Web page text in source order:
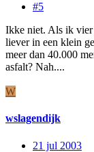
#5
Ikke niet. Als ik
liever in een klein
meer dan 40.000
asfalt? Nah....
W
wslagendijk
21 jul 2003